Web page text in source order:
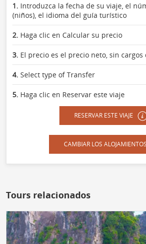
1. Introduzca la fecha de su viaje, el
(niños), el idioma del guía turístico
2. Haga clic en Calcular su precio
3. El precio es el precio neto, sin cargos
4. Select type of Transfer
5. Haga clic en Reservar este viaje
RESERVAR ESTE VIAJE
CAMBIAR LOS ALOJAMIENTOS
Tours relacionados